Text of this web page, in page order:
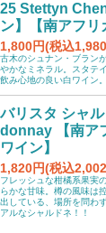
25 Stettyn
ン】【南アフリ
1,800円(税込
古木のシュナン・ブラン
やかなミネラル。スタテ
飲み心地の良い白ワイン。
バリスタ シャ
donnay 【南ア
ワイン】
1,820円(税込
フレッシュな柑橘系果実
らかな甘味。樽の風味は
出している、場所を問わ
アルなシャルドネ！！